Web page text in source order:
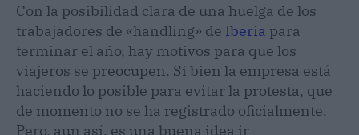
Con la posibilidad clara de una huelga de los
trabajadores de «handling» de Iberia para
terminar el año, hay motivos para que los
viajeros se preocupen. Si bien la empresa está
haciendo lo posible para evitar la protesta, que
de momento no se ha registrado oficialmente.
Pero, aun así, es una buena idea ir